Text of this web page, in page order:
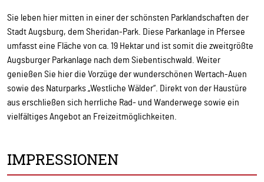
Sie leben hier mitten in einer der schönsten Parklandschaften der
Stadt Augsburg, dem Sheridan-Park. Diese Parkanlage in Pfersee
umfasst eine Fläche von ca. 19 Hektar und ist somit die zweitgrößte
Augsburger Parkanlage nach dem Siebentischwald. Weiter
genießen Sie hier die Vorzüge der wunderschönen Wertach-Auen
sowie des Naturparks „Westliche Wälder“. Direkt von der Haustüre
aus erschließen sich herrliche Rad- und Wanderwege sowie ein
vielfältiges Angebot an Freizeitmöglichkeiten.
IMPRESSIONEN